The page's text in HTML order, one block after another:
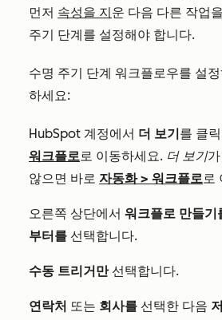
먼저 속성을 지운 다음 다른 작업
주기 단계를 설정해야 합니다.
수명 주기 단계 워크플로우를 설
하세요:
HubSpot 계정에서 더 보기를 클
워크플로로 이동하세요. 더 보기
않으면 바로 자동화> 워크플로로
오른쪽 상단에서 워크플로 만들기
부터를 선택합니다.
수동 트리거만선택합니다.
연락처 또는 회사를 선택한 다음